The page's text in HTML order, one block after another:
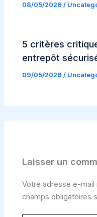
08/05/2026/
5 critères
entrepôt
09/05/2026/
Laisser un
Votre adresse e-mail
champs obligatoires